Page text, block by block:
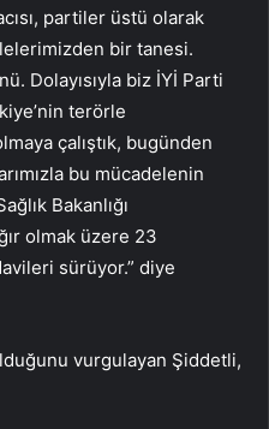
partiler üstü olarak
bir tanesi.
Dolayısıyla biz İYİ Parti
terörle
çalıştık, bugünden
bu mücadelenin
Bakanlığı
olmak üzere 23
sürüyor.” diye
vurgulayan Şiddetli,